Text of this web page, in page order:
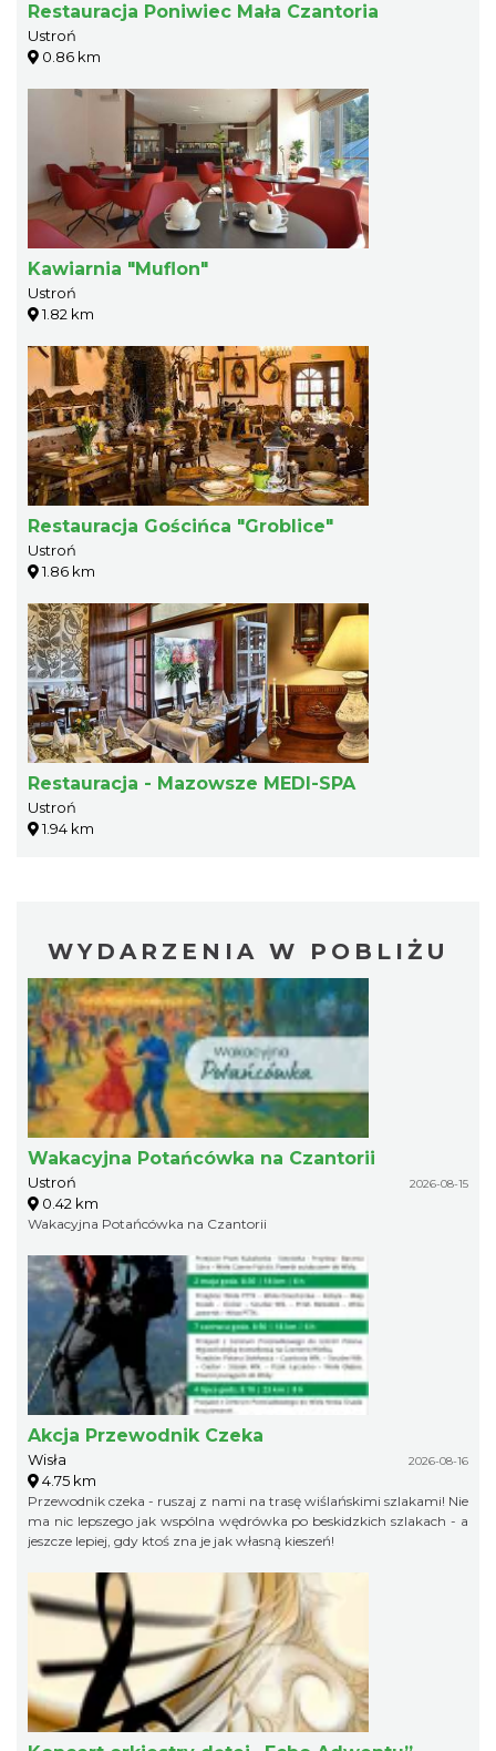
Restauracja Poniwiec Mała Czantoria
Ustroń
0.86 km
Kawiarnia "Muflon"
Ustroń
1.82 km
Restauracja Gościńca "Groblice"
Ustroń
1.86 km
Restauracja - Mazowsze MEDI-SPA
Ustroń
1.94 km
WYDARZENIA W POBLIŻU
Wakacyjna Potańcówka na Czantorii
Ustroń 2026-08-15
0.42 km
Wakacyjna Potańcówka na Czantorii
Akcja Przewodnik Czeka
Wisła 2026-08-16
4.75 km
Przewodnik czeka - ruszaj z nami na trasę wiślańskimi szlakami! Nie
ma nic lepszego jak wspólna wędrówka po beskidzkich szlakach - a
jeszcze lepiej, gdy ktoś zna je jak własną kieszeń!